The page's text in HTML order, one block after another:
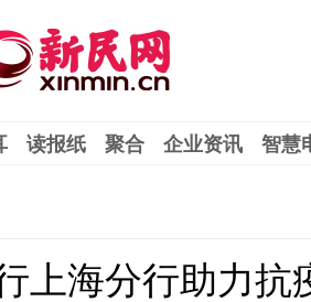
读报纸 聚合 企业资讯 智慧
上海分行助力抗